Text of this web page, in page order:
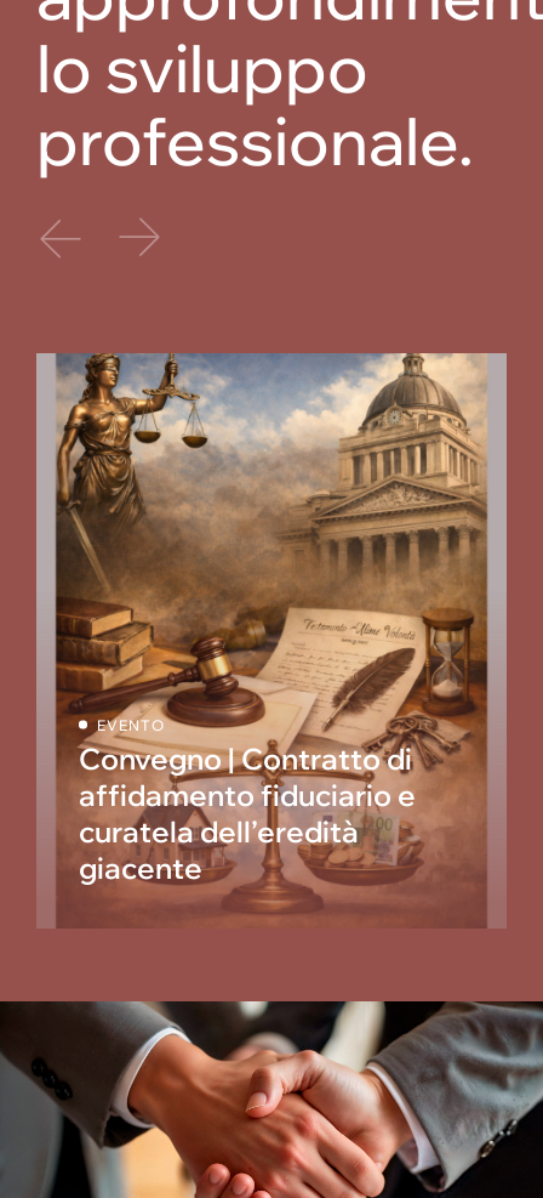
lo sviluppo
professionale.
EVENTO
Convegno | Contratto di
affidamento fiduciario e
curatela dell’eredità
giacente